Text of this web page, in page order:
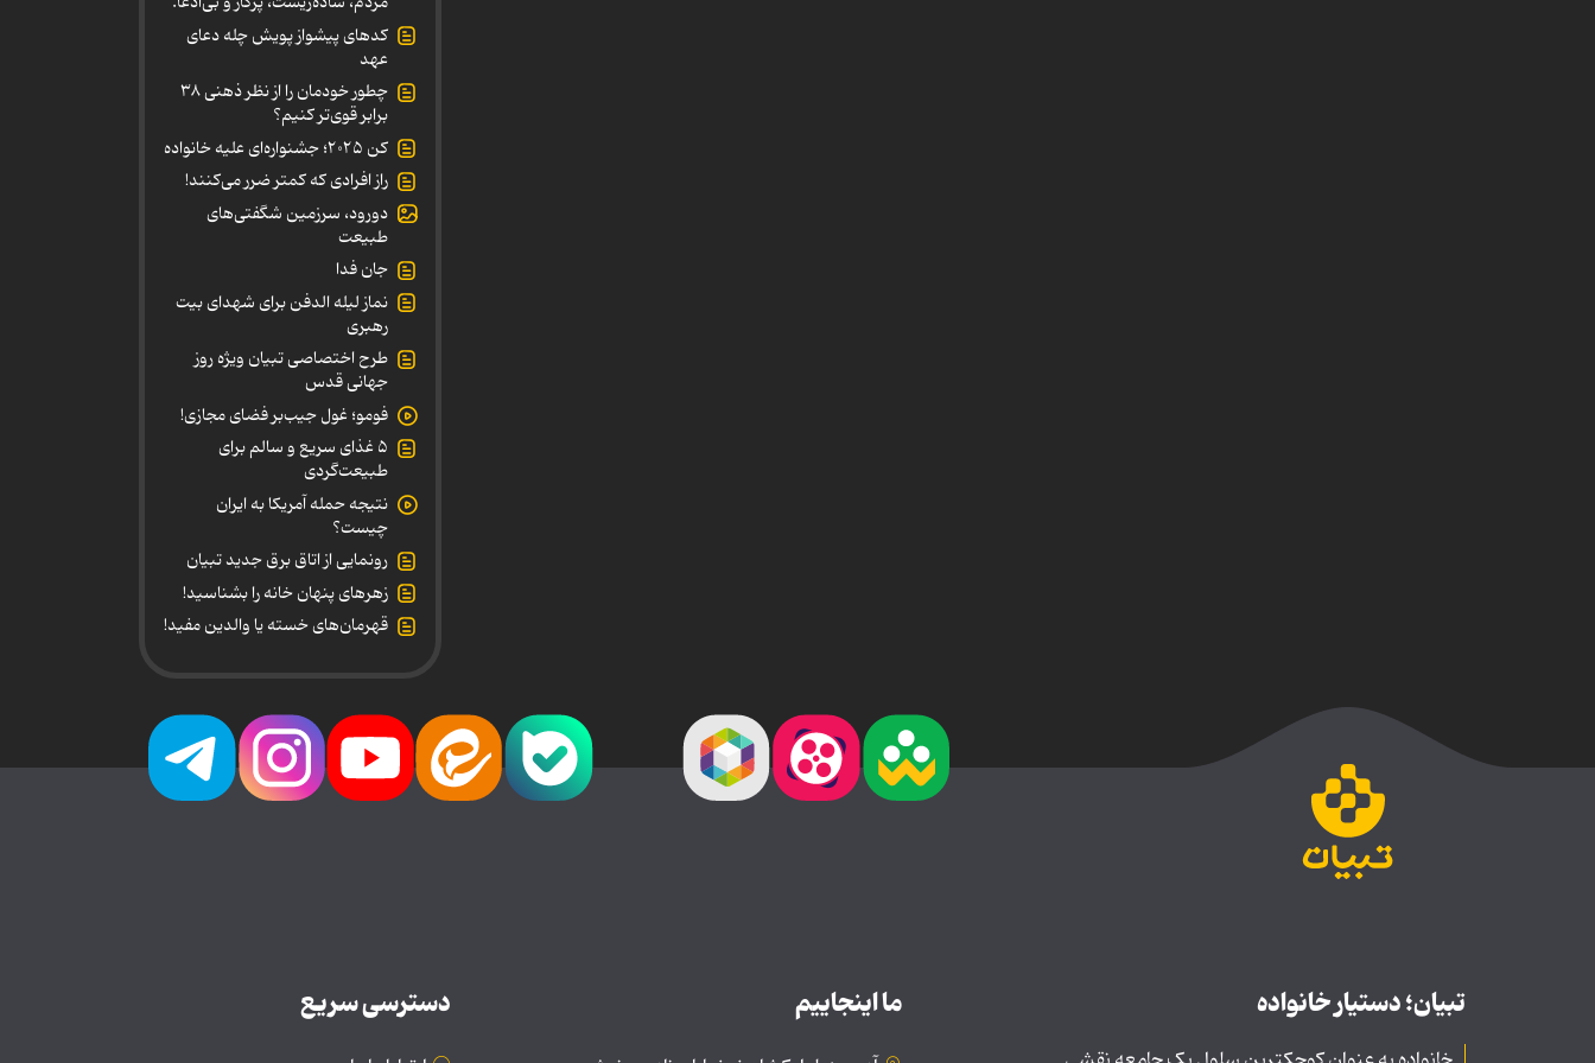
کدهای پیشواز پویش چله دعای
عهد
چطور خودمان را از نظر ذهنی ۳۸
برابر قوی‌تر کنیم؟
کن ۲۰۲۵؛ جشنواره‌ای علیه خانواده
راز افرادی که کمتر ضرر می‌کنند!
دورود، سرزمین شگفتی‌های
طبیعت
جان فدا
نماز لیله الدفن برای شهدای بیت
رهبری
طرح اختصاصی تبیان ویژه روز
جهانی قدس
فومو؛ غول جیب‌بر فضای مجازی!
۵ غذای سریع و سالم برای
طبیعت‌گردی
نتیجه حمله آمریکا به ایران
چیست؟
رونمایی از اتاق برق جدید تبیان
زهرهای پنهان خانه را بشناسید!
قهرمان‌های خسته یا والدین مفید!
تبیان؛ دستیار خانواده ما اینجاییم دسترسی سریع